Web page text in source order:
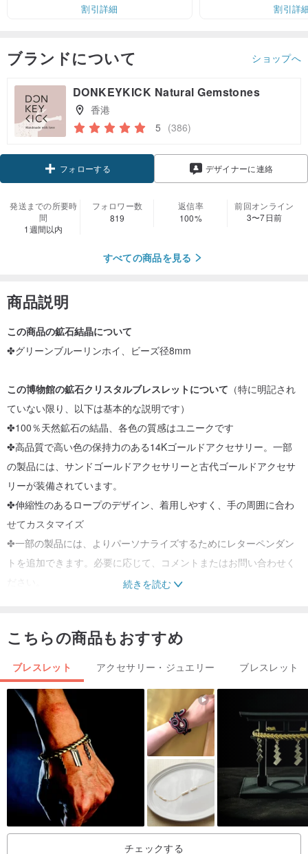
割引詳細
割引詳
ブランドについて ショップへ
DONKEYKICK Natural Gemstones
香港
5 (386)
フォローする
デザイナーに連絡
発送までの所要時
間
1週間以内
フォロワー数
819
返信率
100%
前回オンライン
3〜7日前
すべての商品を見る
商品説明
この商品の鉱石結晶について
✤グリーンブルーリンホイ、ビーズ径8mm
この博物館の鉱石クリスタルブレスレットについて （特に明記され
ていない限り、以下は基本的な説明です）
✤100％天然鉱石の結晶、各色の質感はユニークです
✤高品質で高い色の保持力のある14Kゴールドアクセサリー。一部
の製品には、サンドゴールドアクセサリーと古代ゴールドアクセサ
リーが装備されています。
✤伸縮性のあるロープのデザイン、着用しやすく、手の周囲に合わ
せてカスタマイズ
✤一部の製品には、よりパーソナライズするためにレターペンダン
トを追加できます。必要に応じて、コメントまたはお問い合わせく
ださい。
✤パッケージは祝福の言葉で印刷することができます
その他の考慮事項
✤ご注文の際に正確な手の周囲を記録できるので、ブレスレットが
快適に着用できるようになります
✤探している情報が見当たらない場合、またはご不明な点がござい
ましたら、お気軽にお問い合わせください。
続きを読む
こちらの商品もおすすめ
ブレスレット アクセサリー・ジュエリー ブレスレット
チェックする